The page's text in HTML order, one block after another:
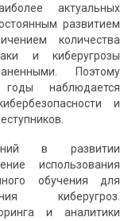
актуальных
развитием
количества
и киберугрозы
Поэтому
наблюдается
и
в развитии
использования
обучения для
киберугроз.
и аналитики